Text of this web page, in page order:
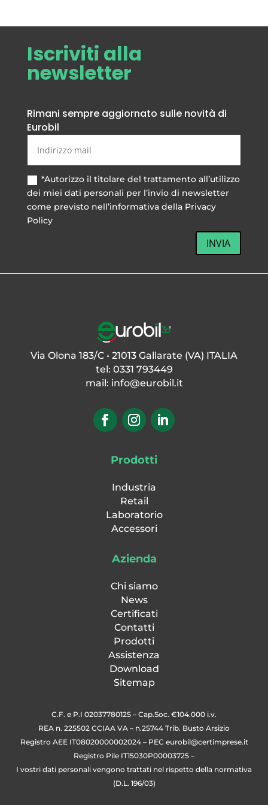
Iscriviti alla
newsletter
Rimani sempre aggiornato sulle novità di
Eurobil
*Autorizzo il titolare del trattamento all’utilizzo
dei miei dati personali per l’invio di newsletter
come previsto nell’informativa della Privacy
Policy
INVIA
Via Olona 183/C • 21013 Gallarate (VA) ITALIA
tel: 0331 793449
mail: info@eurobil.it
Prodotti
Industria
Retail
Laboratorio
Accessori
Azienda
Chi siamo
News
Certificati
Contatti
Prodotti
Assistenza
Download
Sitemap
C.F. e P.I 02037780125 – Cap.Soc. €104.000 i.v.
REA n. 225502 CCIAA VA – n.25744 Trib. Busto Arsizio
Registro AEE IT08020000002024 – PEC eurobil@certimprese.it
Registro Pile IT15030P00003725 –
I vostri dati personali vengono trattati nel rispetto della normativa
(D.L. 196/03)